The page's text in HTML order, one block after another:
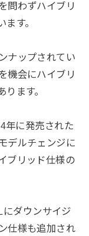
問わずハイブリ
す。
ナップされてい
機会にハイブリ
ます。
年に発売された
デルチェンジに
ブリッド仕様の
ダウンサイジ
仕様も追加され